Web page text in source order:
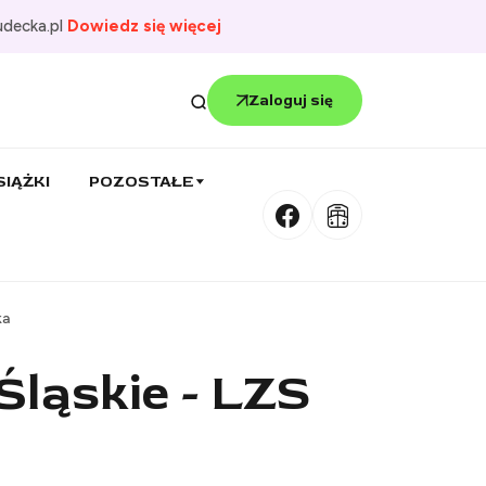
Dowiedz się więcej
Zaloguj się
POZOSTAŁE
- LZS